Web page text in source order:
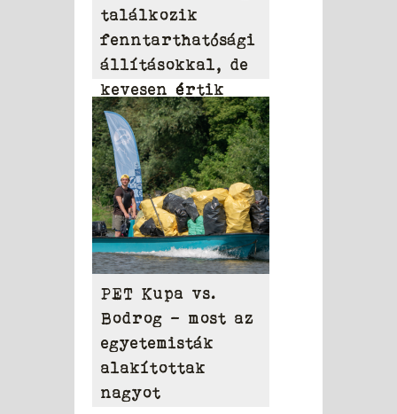
találkozik
fenntarthatósági
állításokkal, de
kevesen értik
azokat
PET Kupa vs.
Bodrog – most az
egyetemisták
alakítottak
nagyot